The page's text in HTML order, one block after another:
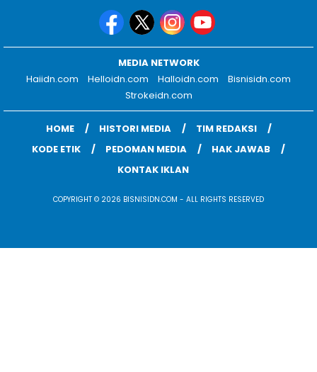
MEDIA NETWORK
Haiidn.com
Helloidn.com Halloidn.com
Bisnisidn.com
Strokeidn.com
HOME HISTORI MEDIA
TIM REDAKSI
KODE ETIK
PEDOMAN MEDIA
HAK JAWAB
KONTAK IKLAN
COPYRIGHT © 2026 BISNISIDN.COM - ALL RIGHTS RESERVED